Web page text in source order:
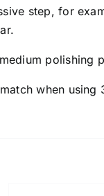
step, for
polishing
when using